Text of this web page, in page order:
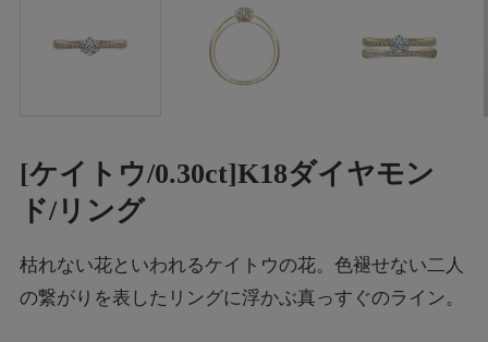
[ケイトウ/0.30ct]K18ダイヤモン
ド/リング
枯れない花といわれるケイトウの花。色褪せない二人
の繋がりを表したリングに浮かぶ真っすぐのライン。